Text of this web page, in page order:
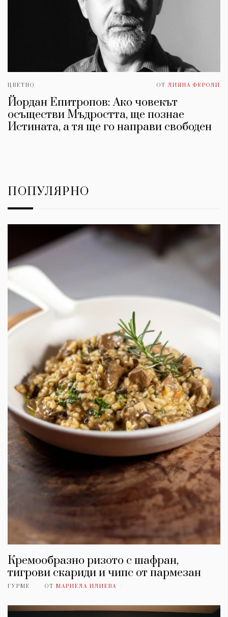
ЦВЕТНО ОТ ЛИЯНА ФЕРОЛИ
Йордан Епитропов: Ако човекът
осъществи Мъдростта, ще познае
Истината, а тя ще го направи свободен
ПОПУЛЯРНО
Кремообразно ризото с шафран,
тигрови скариди и чипс от пармезан
ГУРМЕ ОТ МАРИЕЛА ИЛИЕВА
КАТЕГОРИИ
Wine&Dine
Dialogue
Изкуство
Красота
Цветно
Гурме
Пътувай
Wellness
ЗА НАС
Условия за
ползване
За нас
Реклама
Политика за
поверителност
ModerenDom
СЛЕДВАЙТЕ НИ
Facebook Instagram Twitter
Pinterest
YouTube
Spotify Soundcloud
Ако нашият сайт ви харесва, можете да се абонирате за
седмичния ни нюзлетър тук:
© 2026, HighViewArt | Всички права запазени